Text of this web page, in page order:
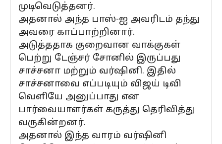
முடிவெடுத்தனர்.
அதனால் அந்த பாஸ்-ஐ அவரிடம் தந்து
அவரை காப்பாற்றினார்.
அடுத்ததாக குறைவான வாக்குகள்
பெற்று டேஞ்சர் சோனில் இருப்பது
சாச்சனா மற்றும் வர்ஷினி. இதில்
சாச்சனாவை எப்படியும் விஜய் டிவி
வெளியே அனுப்பாது என
பார்வையாளர்கள் கருத்து தெரிவித்து
வருகின்றனர்.
அதனால் இந்த வாரம் வர்ஷினி